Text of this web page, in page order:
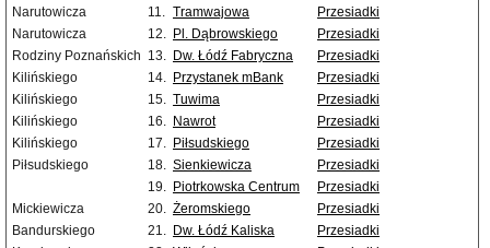
Narutowicza
11. Tramwajowa
Przesiadki
Narutowicza
12. Pl. Dąbrowskiego
Przesiadki
Rodziny Poznańskich 13. Dw. Łódź Fabryczna
Przesiadki
Kilińskiego
14. Przystanek mBank
Przesiadki
Kilińskiego
15. Tuwima
Przesiadki
Kilińskiego
16. Nawrot
Przesiadki
Kilińskiego
17. Piłsudskiego
Przesiadki
Piłsudskiego
18. Sienkiewicza
Przesiadki
19. Piotrkowska Centrum
Przesiadki
Mickiewicza
20. Żeromskiego
Przesiadki
Bandurskiego
21. Dw. Łódź Kaliska
Przesiadki